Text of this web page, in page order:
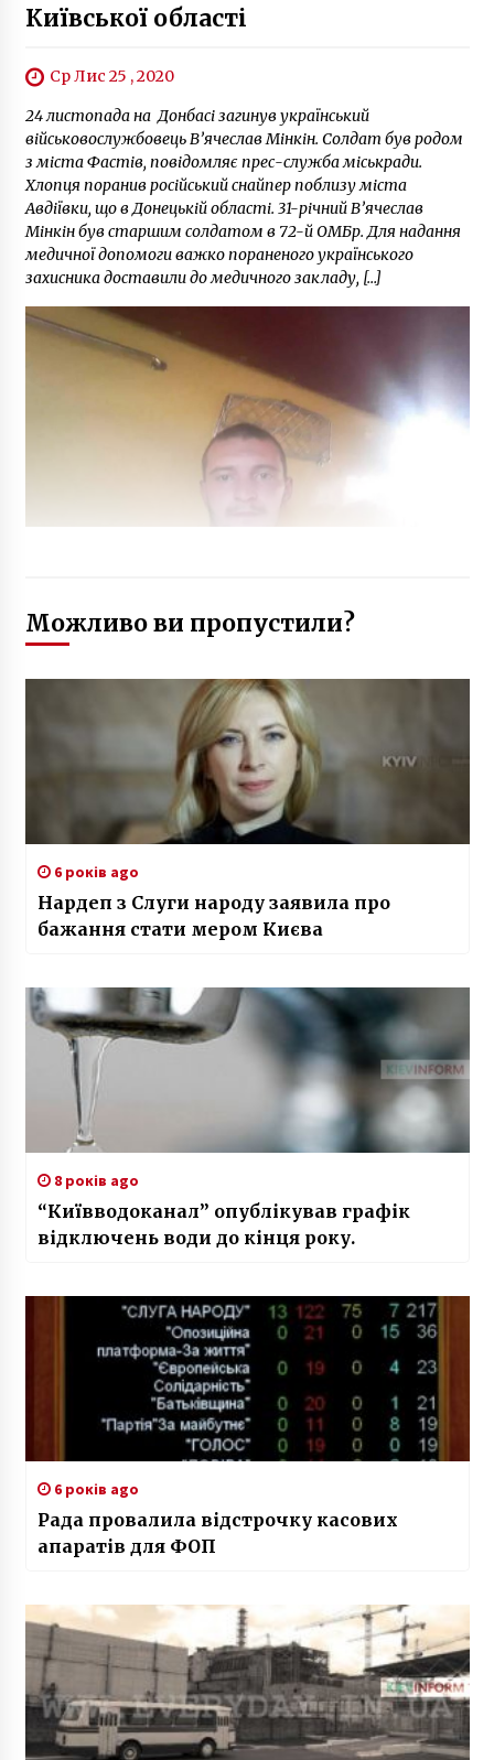
Київської області
Ср Лис 25 , 2020
24 листопада на Донбасі загинув український
військовослужбовець В’ячеслав Мінкін. Солдат був родом
з міста Фастів, повідомляє прес-служба міськради.
Хлопця поранив російський снайпер поблизу міста
Авдіївки, що в Донецькій області. 31-річний В’ячеслав
Мінкін був старшим солдатом в 72-й ОМБр. Для надання
медичної допомоги важко пораненого українського
захисника доставили до медичного закладу, […]
Можливо ви пропустили?
6 років ago
Нардеп з Слуги народу заявила про
бажання стати мером Києва
8 років ago
“Київводоканал” опублікував графік
відключень води до кінця року.
6 років ago
Рада провалила відстрочку касових
апаратів для ФОП